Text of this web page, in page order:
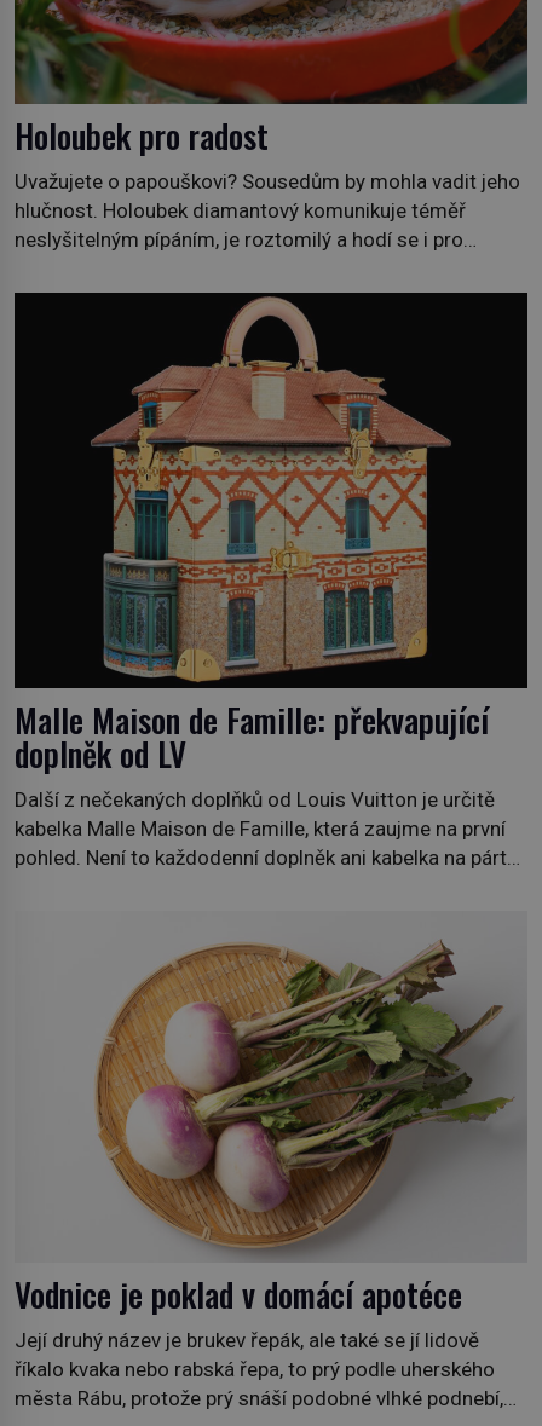
Holoubek pro radost
Uvažujete o papouškovi? Sousedům by mohla vadit jeho
hlučnost. Holoubek diamantový komunikuje téměř
neslyšitelným pípáním, je roztomilý a hodí se i pro
klidného ptáčka, který většinu dne jen posedává. Hodně
času tráví na zemi, kde sbírá zbytky semínek Jeho
domovinou je prakticky celá Austrálie s výjimkou
pobřežní oblasti. […]
Malle Maison de Famille: překvapující
doplněk od LV
Další z nečekaných doplňků od Louis Vuitton je určitě
kabelka Malle Maison de Famille, která zaujme na první
pohled. Není to každodenní doplněk ani kabelka na párty,
adrese 18 Rue Louis Vuitton, které bylo postaveno v
roce 1869. […]
Vodnice je poklad v domácí apotéce
Její druhý název je brukev řepák, ale také se jí lidově
říkalo kvaka nebo rabská řepa, to prý podle uherského
města Rábu, protože prý snáší podobné vlhké podnebí,